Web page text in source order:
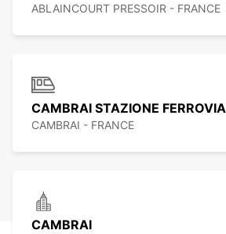
ABLAINCOURT PRESSOIR - FRANCE
CAMBRAI STAZIONE
CAMBRAI - FRANCE
CAMBRAI